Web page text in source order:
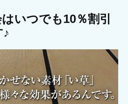
いつでも10％割引